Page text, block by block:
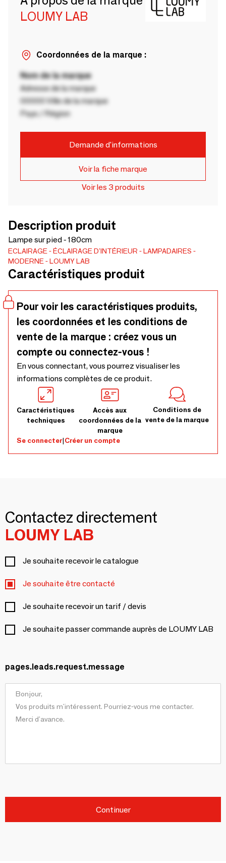
LOUMY LAB
Coordonnées de la marque :
Nom de la marque
Adresse de la marque
00000 Ville de la marque
Pays / Région
Demande d'informations
Voir la fiche marque
Voir les 3 produits
Description produit
Lampe sur pied - 180cm
ECLAIRAGE ÉCLAIRAGE D'INTÉRIEUR
LAMPADAIRES
MODERNE
LOUMY LAB
Caractéristiques produit
Pour voir les caractéristiques produits,
les coordonnées et les conditions de
vente de la marque : créez vous un
compte ou connectez-vous !
En vous connectant, vous pourrez visualiser les
informations complètes de ce produit.
Caractéristiques
techniques
Accès aux
coordonnées de la
marque
Conditions de
vente de la marque
Se connecter|Créer un compte
Contactez directement
LOUMY LAB
Je souhaite recevoir le catalogue
Je souhaite être contacté
Je souhaite recevoir un tarif / devis
Je souhaite passer commande auprès de LOUMY LAB
pages.leads.request.message
Continuer